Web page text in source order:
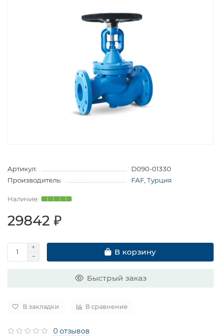
Артикул:
D090-01330
Производитель:
FAF, Турция
29842 ₽
В корзину
Быстрый заказ
В закладки В сравнение
0 отзывов